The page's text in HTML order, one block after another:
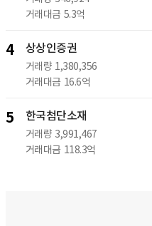
거래대금 5.3억
4 상상인증권
거래량 1,380,356
거래대금 16.6억
5 한국첨단소재
거래량 3,991,467
거래대금 118.3억